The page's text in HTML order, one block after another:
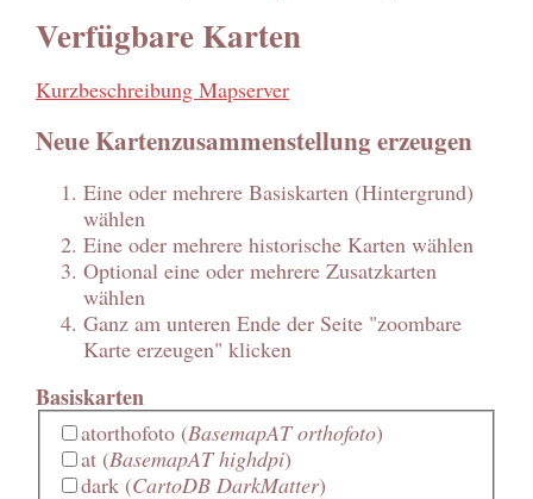
Verfügbare Karten
Kurzbeschreibung Mapserver
Neue Kartenzusammenstellung erzeugen
Eine oder mehrere Basiskarten (Hintergrund)
wählen
Eine oder mehrere historische Karten wählen
Optional eine oder mehrere Zusatzkarten
wählen
Ganz am unteren Ende der Seite "zoombare
Karte erzeugen" klicken
Basiskarten
atorthofoto(BasemapAT orthofoto)
at(BasemapAT highdpi)
dark(CartoDB DarkMatter)